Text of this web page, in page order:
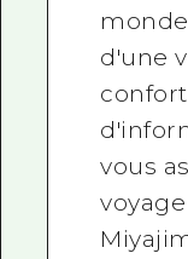
d'une
vous